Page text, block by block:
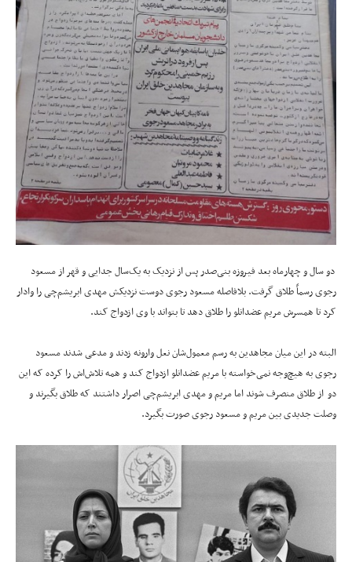
دو سال و چهارماه بعد فیروزه بنی‌صدر پس از نزدیک به یک‌سال جدایی و قهر از مسعود
رجوی رسماً طلاق گرفت. بلافاصله مسعود رجوی دوست نزدیکش مهدی ابریشم‌چی را وادار
کرد تا همسرش مریم عضدانلو را طلاق دهد تا بتواند با وی ازدواج کند.
البته در این میان مجاهدین به رسم معمول‌شان نعل وارونه زدند و مدعی شدند مسعود
رجوی به هیچ‌وجه نمی‌خواسته با مریم عضدانلو ازدواج کند و همه تلاش‌‌اش را کرده که این
دو از طلاق منصرف شوند اما مریم و مهدی ابریشم‌چی اصرار داشتند که طلاق بگیرند و
وصلت جدیدی بین مریم و مسعود رجوی صورت بگیرد.